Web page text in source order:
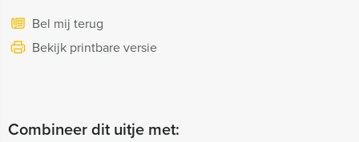
Bel mij terug
Bekijk printbare versie
Combineer dit uitje met: